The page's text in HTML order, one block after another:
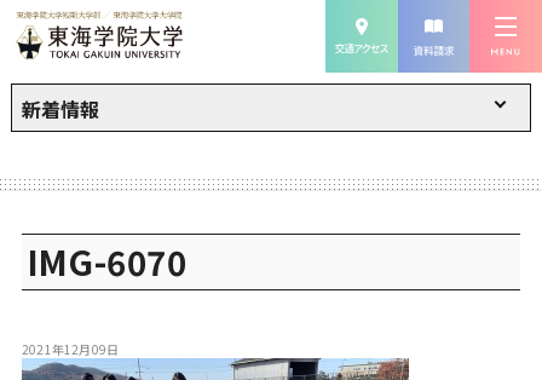
新着情報
IMG-6070
2021年12月09日